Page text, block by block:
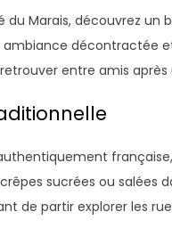
du Marais, découvrez
décontractée
entre amis
sucrées ou salées
de partir explorer les